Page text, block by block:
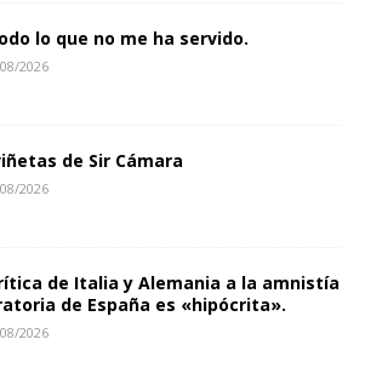
lo que no me ha servido.
2026
de Sir Cámara
2026
de Italia y Alemania a la amnistía
de España es «hipócrita».
2026